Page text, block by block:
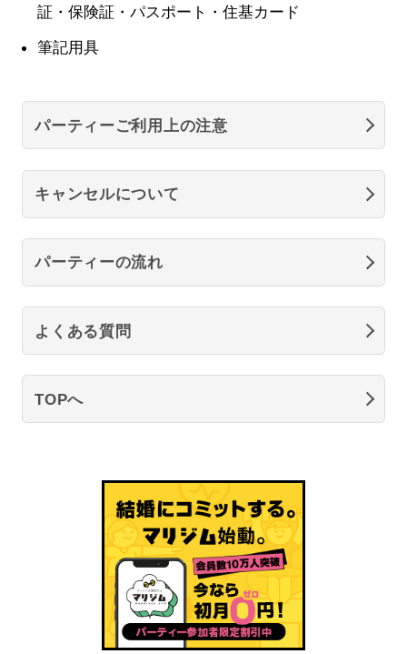
証・保険証・パスポート・住基カード
筆記用具
パーティーご利用上の注意
キャンセルについて
パーティーの流れ
よくある質問
TOPへ